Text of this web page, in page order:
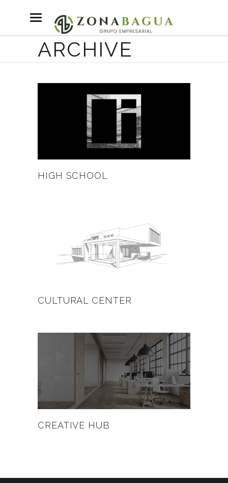
ARCHIVE
HIGH SCHOOL
CULTURAL CENTER
CREATIVE HUB